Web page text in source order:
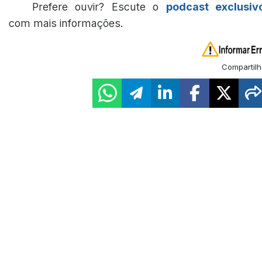
Prefere ouvir? Escute o podcast
com mais informações.